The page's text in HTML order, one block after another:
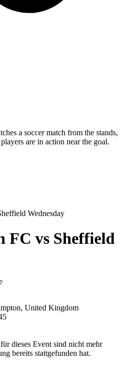
Wednesday
FC vs Sheffield
United Kingdom
dieses Event sind nicht mehr
bereits stattgefunden hat.